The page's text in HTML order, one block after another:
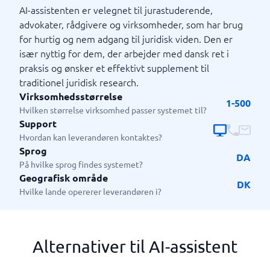
AI-assistenten er velegnet til jurastuderende,
advokater, rådgivere og virksomheder, som har brug
for hurtig og nem adgang til juridisk viden. Den er
især nyttig for dem, der arbejder med dansk ret i
praksis og ønsker et effektivt supplement til
traditionel juridisk research.
Virksomhedsstørrelse
Hvilken størrelse virksomhed passer systemet til?
1-500
Support
Hvordan kan leverandøren kontaktes?
Sprog
På hvilke sprog findes systemet?
DA
Geografisk område
Hvilke lande opererer leverandøren i?
DK
Alternativer til AI-assistent